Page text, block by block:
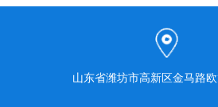
山东省潍坊市高新区金马路